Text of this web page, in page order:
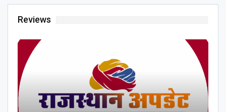
Reviews